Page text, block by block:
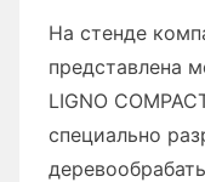
На стенде
представлена
LIGNO
специально